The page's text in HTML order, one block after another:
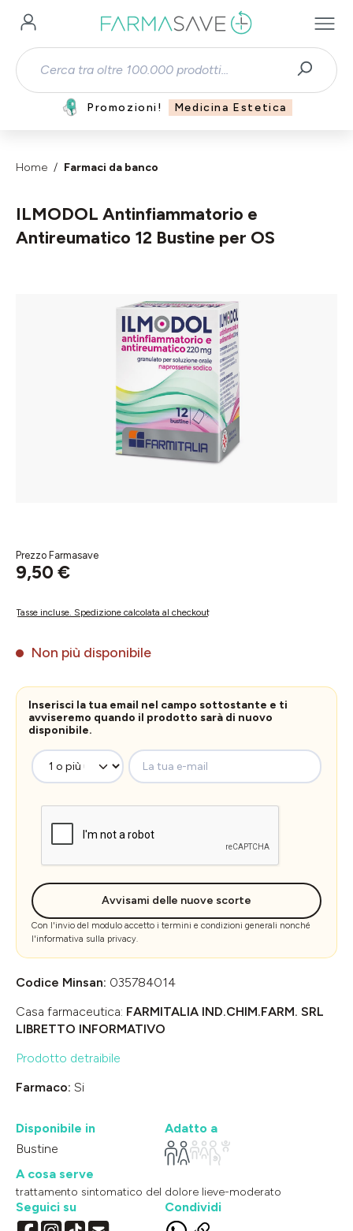
Passa al contenuto principale
Promozioni! Medicina Estetica
Home Farmaci da banco
ILMODOL Antinfiammatorio e
Antireumatico 12 Bustine per OS
Salta la galleria di immagini
Prezzo Farmasave
9,50 €
Tasse incluse. Spedizione calcolata al checkout
Non più disponibile
Inserisci la tua email nel campo sottostante e ti
avviseremo quando il prodotto sarà di nuovo
disponibile.
La tua e-mail
Avvisami delle nuove scorte
Con l'invio del modulo accetto i termini e condizioni generali nonché
l'informativa sulla privacy.
Codice Minsan: 035784014
Casa farmaceutica: FARMITALIA IND.CHIM.FARM. SRL
LIBRETTO INFORMATIVO
Prodotto detraibile
Farmaco: Si
Disponibile in
Bustine
Adatto a
A cosa serve
trattamento sintomatico del dolore lieve-moderato
Seguici su Condividi